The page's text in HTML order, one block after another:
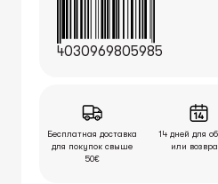
4030969805985
Бесплатная доставка
для покупок свыше
50€
14 дней для
или